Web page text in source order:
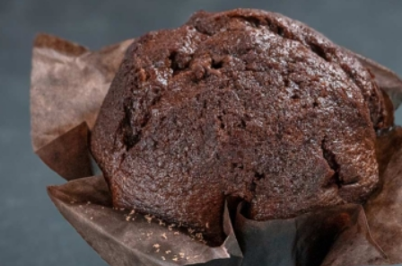
CUPCAKES & MUFFINS
Μάφινς σοκολάτα
Συνταγή για muffins σοκολάτας. Το μάφινς
σοκολάτας είναι το πιο λαχταριστό γλυκό σνακ για
να δώσετε στα παιδιά στο σχολείο!
Εύκολη 0:35